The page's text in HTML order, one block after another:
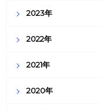
2023年
2022年
2021年
2020年